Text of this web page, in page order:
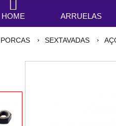
HOME ARRUELAS
PORCAS SEXTAVADAS